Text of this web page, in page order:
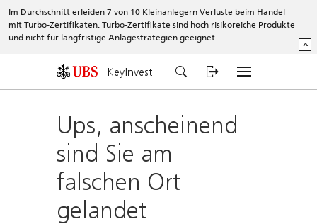
Im Durchschnitt erleiden 7 von 10 Kleinanlegern Verluste beim Handel
mit Turbo-Zertifikaten. Turbo-Zertifikate sind hoch risikoreiche Produkte
und nicht für langfristige Anlagestrategien geeignet.
^
KeyInvest
Ups, anscheinend
sind Sie am
falschen Ort
gelandet